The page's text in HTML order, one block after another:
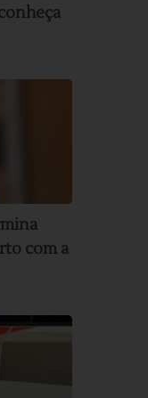
com a